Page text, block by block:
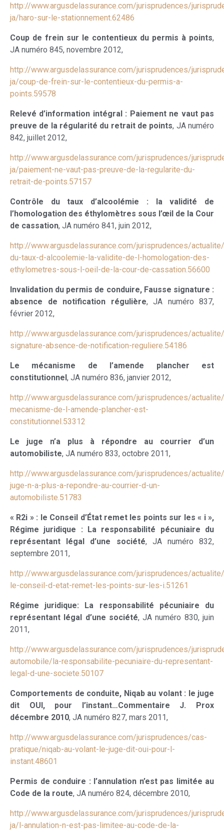
http://www.argusdelassurance.com/jurisprudences/
ja/haro-sur-le-stationnement.62486
Coup de frein sur le contentieux du permis à points,
JA numéro 845, novembre 2012,
http://www.argusdelassurance.com/jurisprudences/
ja/coup-de-frein-sur-le-contentieux-du-permis-a-
points.59578
Relevé d’information intégral : Paiement ne vaut pas
preuve de la régularité du retrait de points, JA numéro
842, juillet 2012,
http://www.argusdelassurance.com/jurisprudences/
ja/paiement-ne-vaut-pas-preuve-de-la-regularite-du-
retrait-de-points.57157
Contrôle du taux d’alcoolémie : la validité de
l’homologation des éthylomètres sous l’œil de la Cour
de cassation, JA numéro 841, juin 2012,
http://www.argusdelassurance.com/jurisprudences/
du-taux-d-alcoolemie-la-validite-de-l-homologation-des-
ethylometres-sous-l-oeil-de-la-cour-de-cassation.56600
Invalidation du permis de conduire, Fausse signature :
absence de notification régulière, JA numéro 837,
février 2012,
http://www.argusdelassurance.com/jurisprudences/
signature-absence-de-notification-reguliere.54186
Le mécanisme de l’amende plancher est
constitutionnel, JA numéro 836, janvier 2012,
http://www.argusdelassurance.com/jurisprudences/
mecanisme-de-l-amende-plancher-est-
constitutionnel.53312
Le juge n’a plus à répondre au courrier d’un
automobiliste, JA numéro 833, octobre 2011,
http://www.argusdelassurance.com/jurisprudences/
juge-n-a-plus-a-repondre-au-courrier-d-un-
automobiliste.51783
« R2i » : le Conseil d’État remet les points sur les « i »,
Régime juridique : La responsabilité pécuniaire du
représentant légal d’une société, JA numéro 832,
septembre 2011,
http://www.argusdelassurance.com/jurisprudences/
le-conseil-d-etat-remet-les-points-sur-les-i.51261
Régime juridique: La responsabilité pécuniaire du
représentant légal d’une société, JA numéro 830, juin
2011,
http://www.argusdelassurance.com/jurisprudences/
automobile/la-responsabilite-pecuniaire-du-representant-
legal-d-une-societe.50107
Comportements de conduite, Niqab au volant : le juge
dit OUI, pour l’instant…Commentaire J. Prox
décembre 2010, JA numéro 827, mars 2011,
http://www.argusdelassurance.com/jurisprudences/cas-
pratique/niqab-au-volant-le-juge-dit-oui-pour-l-
instant.48601
Permis de conduire : l’annulation n’est pas limitée au
Code de la route, JA numéro 824, décembre 2010,
http://www.argusdelassurance.com/jurisprudences/
ja/l-annulation-n-est-pas-limitee-au-code-de-la-